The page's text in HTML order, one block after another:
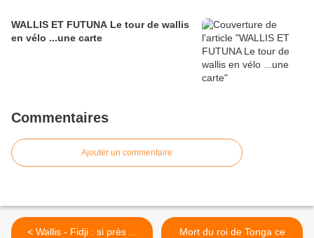
WALLIS ET FUTUNA Le tour de wallis
en vélo ...une carte
Commentaires
Ajouter un commentaire
< Wallis - Fidji : si près ...
Mort du roi de Tonga ce